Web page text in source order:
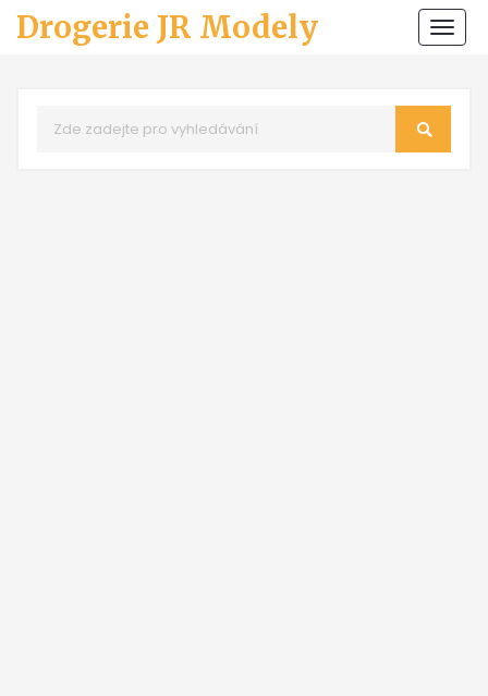
Drogerie JR Modely